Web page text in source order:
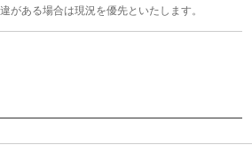
がある場合は現況を優先といたします。